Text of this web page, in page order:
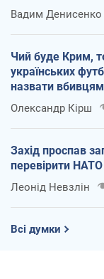
Вадим Денисенко
Чий буде Крим,
українських
назвати
Олександр Кірш
Захід проспав
перевірити
Леонід Невзлін
Всі думки